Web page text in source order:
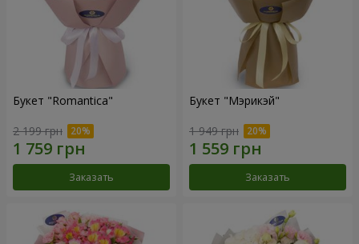
Букет "Romantica"
2 199 грн
Заказать
Букет "Мэрикэй"
1 949 грн
Заказать